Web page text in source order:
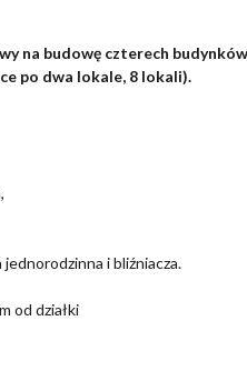
na budowę czterech
po dwa lokale, 8 lokali).
i bliźniacza.
od działki